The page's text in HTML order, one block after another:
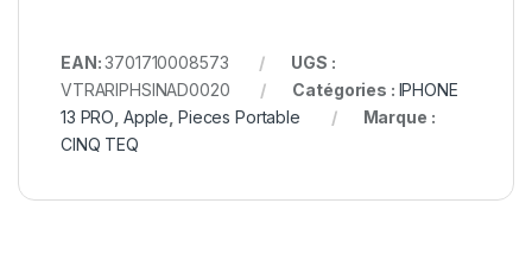
EAN:3701710008573
UGS :
VTRARIPHSINAD0020
Catégories : IPHONE
13 PRO Apple Pieces Portable
Marque :
CINQ TEQ